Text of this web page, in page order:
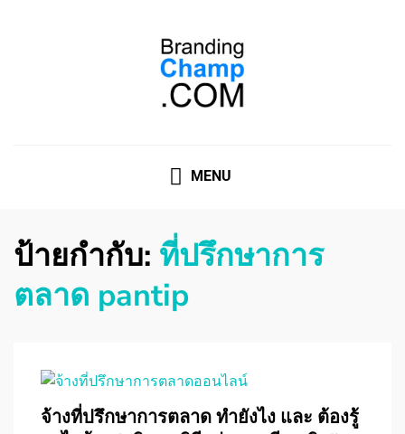
MENU
ป้ายกำกับ: ที่ปรึกษาการ
ตลาด pantip
จ้างที่ปรึกษาการตลาด ทำยังไง และ ต้องรู้